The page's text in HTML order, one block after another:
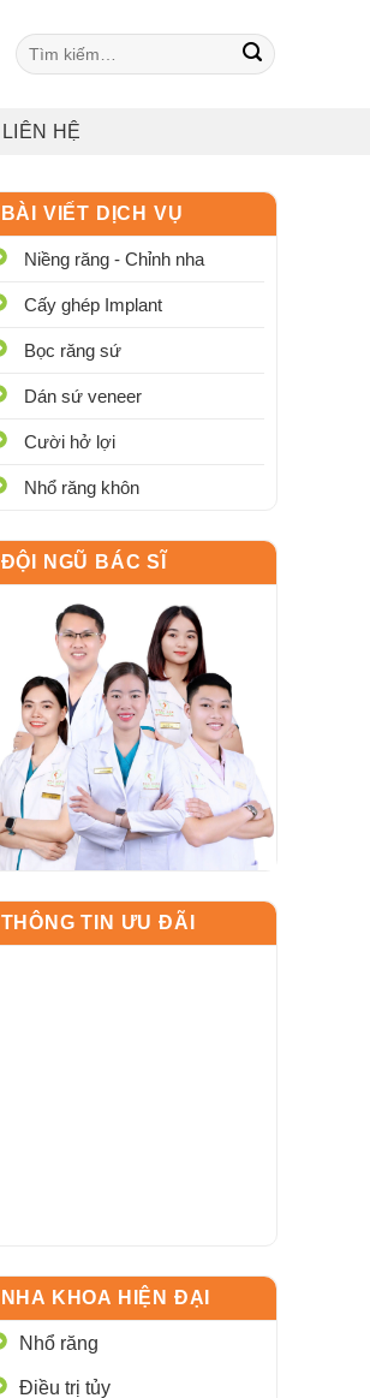
Tìm
kiếm:
LIÊN HỆ
BÀI VIẾT DỊCH VỤ
Niềng răng - Chỉnh nha
Cấy ghép Implant
Bọc răng sứ
Dán sứ veneer
Cười hở lợi
Nhổ răng khôn
ĐỘI NGŨ BÁC SĨ
THÔNG TIN ƯU ĐÃI
NHA KHOA HIỆN ĐẠI
Nhổ răng
Điều trị tủy